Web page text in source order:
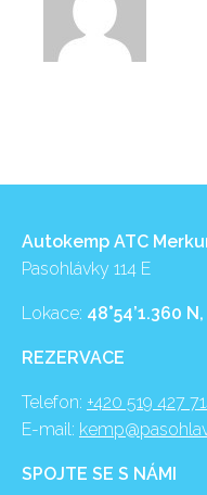
Autokemp ATC
Pasohlávky 114 E
Lokace: 48°54’1.360
REZERVACE
Telefon: +420 519 427
E-mail:
SPOJTE SE S NÁMI